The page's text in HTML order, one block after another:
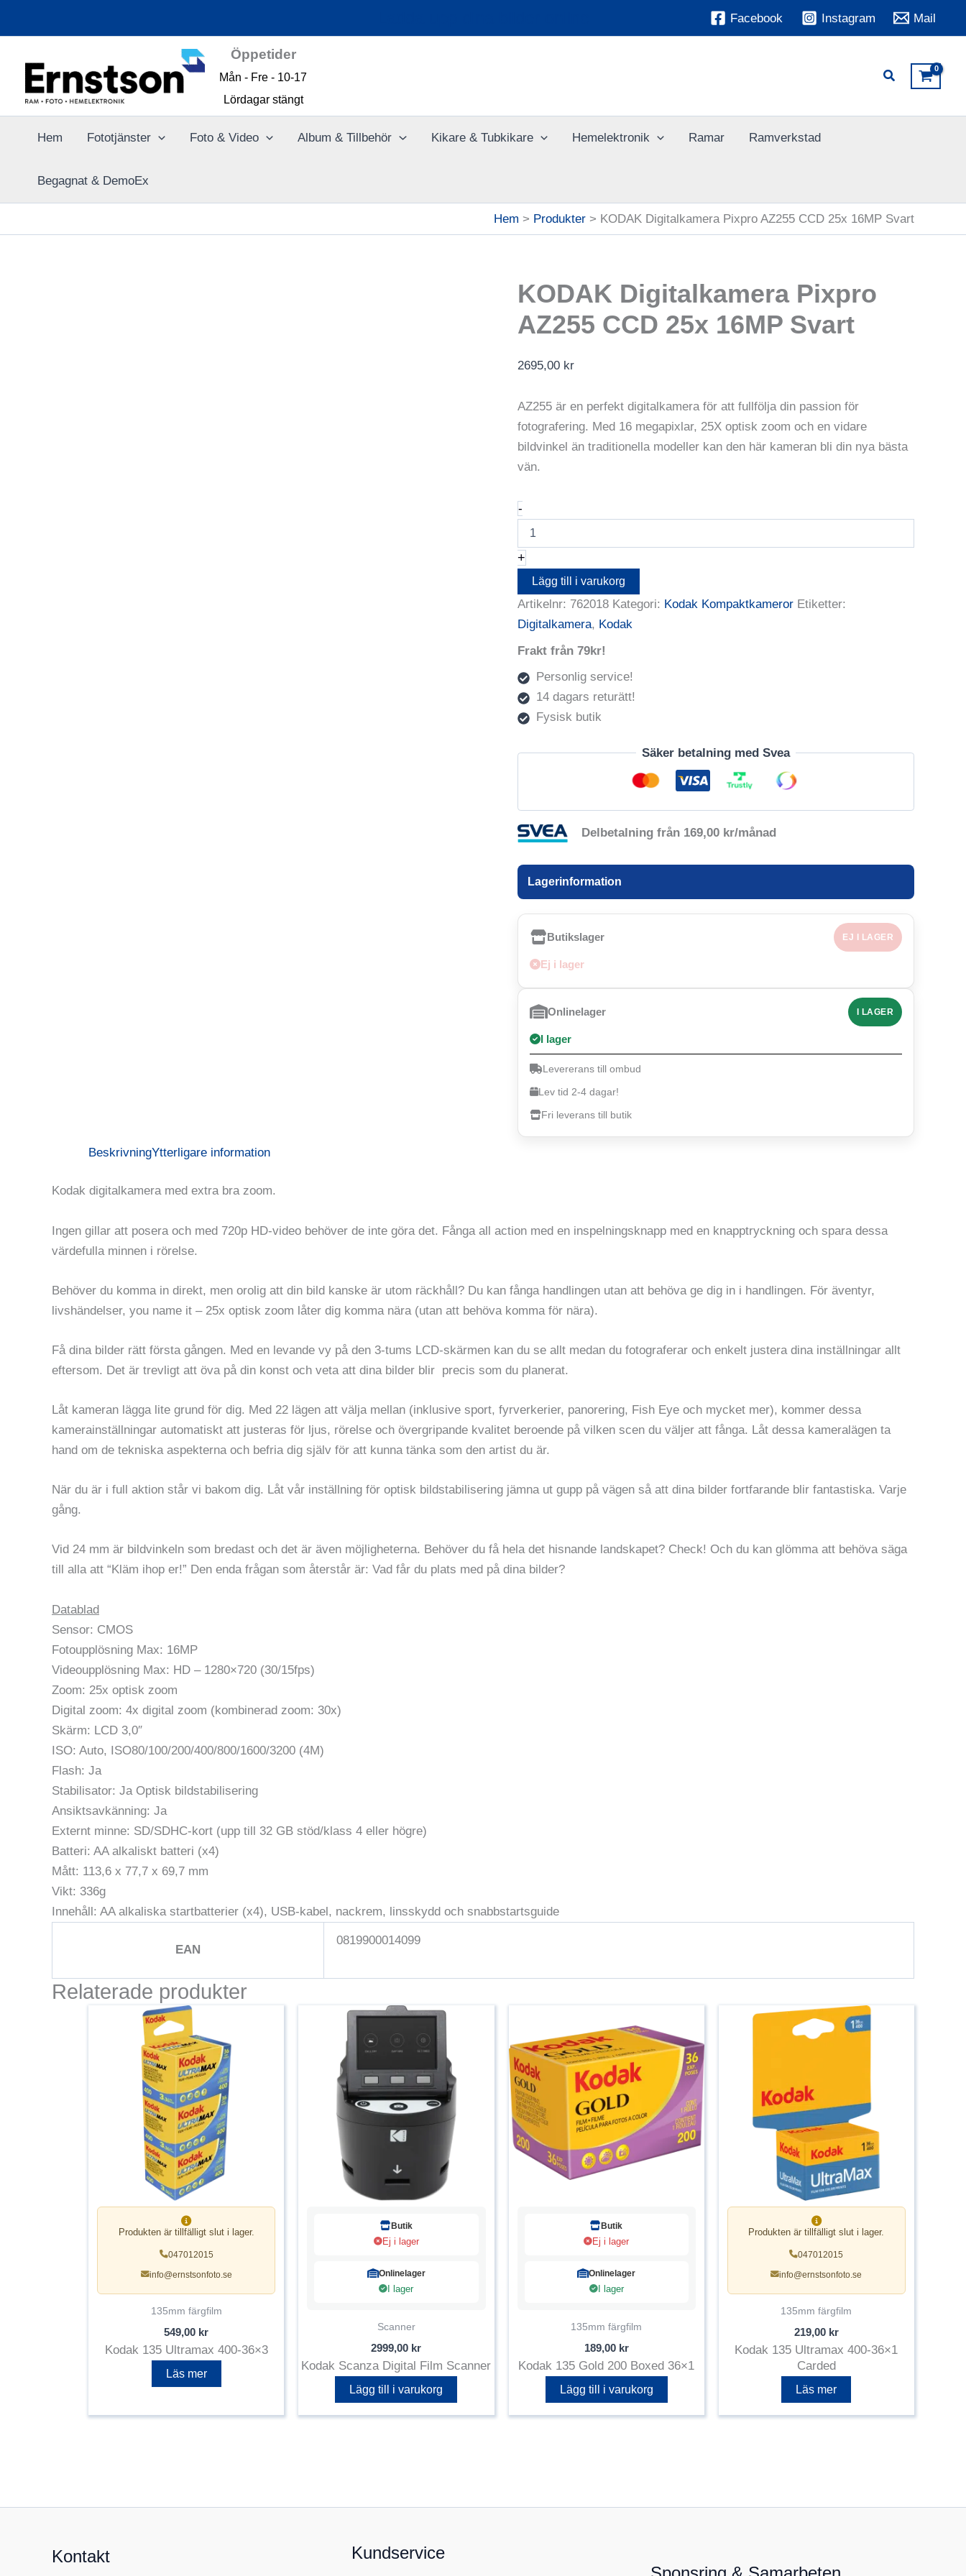
Facebook Instagram Mail
Öppetider
Mån - Fre - 10-17
Lördagar stängt
Hem Fototjänster Foto & Video Album & Tillbehör Kikare & Tubkikare Hemelektronik Ramar Ramverkstad
Begagnat & DemoEx
Hem Produkter KODAK Digitalkamera Pixpro AZ255 CCD 25x 16MP Svart
KODAK Digitalkamera Pixpro
AZ255 CCD 25x 16MP Svart
2695,00 kr
AZ255 är en perfekt digitalkamera för att fullfölja din passion för
fotografering. Med 16 megapixlar, 25X optisk zoom och en vidare
bildvinkel än traditionella modeller kan den här kameran bli din nya bästa
vän.
-KODAK
Digitalkamera
Pixpro
AZ255
CCD
25x
Svart
mängd
+
Lägg till i varukorg
Artikelnr: 762018 Kategori: Kodak Kompaktkameror Etiketter:
Digitalkamera, Kodak
Frakt från 79kr!
Personlig service!
14 dagars returätt!
Fysisk butik
Säker betalning med Svea
Delbetalning från 169,00 kr/månad
Lagerinformation
Butikslager EJ I LAGER
Ej i lager
Onlinelager I LAGER
I lager
Levererans till ombud
Lev tid 2-4 dagar!
Fri leverans till butik
BeskrivningYtterligare information
Kodak digitalkamera med extra bra zoom.
Ingen gillar att posera och med 720p HD-video behöver de inte göra det. Fånga all action med en inspelningsknapp med en knapptryckning och spara dessa
värdefulla minnen i rörelse.
Behöver du komma in direkt, men orolig att din bild kanske är utom räckhåll? Du kan fånga handlingen utan att behöva ge dig in i handlingen. För äventyr,
livshändelser, you name it – 25x optisk zoom låter dig komma nära (utan att behöva komma för nära).
Få dina bilder rätt första gången. Med en levande vy på den 3-tums LCD-skärmen kan du se allt medan du fotograferar och enkelt justera dina inställningar allt
eftersom. Det är trevligt att öva på din konst och veta att dina bilder blir precis som du planerat.
Låt kameran lägga lite grund för dig. Med 22 lägen att välja mellan (inklusive sport, fyrverkerier, panorering, Fish Eye och mycket mer), kommer dessa
kamerainställningar automatiskt att justeras för ljus, rörelse och övergripande kvalitet beroende på vilken scen du väljer att fånga. Låt dessa kameralägen ta
hand om de tekniska aspekterna och befria dig själv för att kunna tänka som den artist du är.
När du är i full aktion står vi bakom dig. Låt vår inställning för optisk bildstabilisering jämna ut gupp på vägen så att dina bilder fortfarande blir fantastiska. Varje
gång.
Vid 24 mm är bildvinkeln som bredast och det är även möjligheterna. Behöver du få hela det hisnande landskapet? Check! Och du kan glömma att behöva säga
till alla att “Kläm ihop er!” Den enda frågan som återstår är: Vad får du plats med på dina bilder?
Datablad
Sensor: CMOS
Fotoupplösning Max: 16MP
Videoupplösning Max: HD – 1280×720 (30/15fps)
Zoom: 25x optisk zoom
Digital zoom: 4x digital zoom (kombinerad zoom: 30x)
Skärm: LCD 3,0″
ISO: Auto, ISO80/100/200/400/800/1600/3200 (4M)
Flash: Ja
Stabilisator: Ja Optisk bildstabilisering
Ansiktsavkänning: Ja
Externt minne: SD/SDHC-kort (upp till 32 GB stöd/klass 4 eller högre)
Batteri: AA alkaliskt batteri (x4)
Mått: 113,6 x 77,7 x 69,7 mm
Vikt: 336g
Innehåll: AA alkaliska startbatterier (x4), USB-kabel, nackrem, linsskydd och snabbstartsguide
EAN
0819900014099
Relaterade produkter
Produkten är tillfälligt slut i lager.
047012015
info@ernstsonfoto.se
135mm färgfilm
549,00 kr
Kodak 135 Ultramax 400-36×3
Läs mer
Butik
Ej i lager
Onlinelager
I lager
Scanner
2999,00 kr
Kodak Scanza Digital Film Scanner
Lägg till i varukorg
Butik
Ej i lager
Onlinelager
I lager
135mm färgfilm
189,00 kr
Kodak 135 Gold 200 Boxed 36×1
Lägg till i varukorg
Produkten är tillfälligt slut i lager.
047012015
info@ernstsonfoto.se
135mm färgfilm
219,00 kr
Kodak 135 Ultramax 400-36×1
Carded
Läs mer
Kontakt
Kundservice